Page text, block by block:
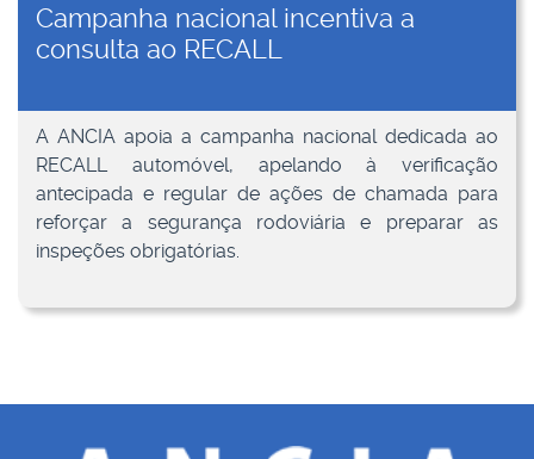
Campanha nacional incentiva a
consulta ao RECALL
A ANCIA apoia a campanha nacional dedicada ao
RECALL automóvel, apelando à verificação
antecipada e regular de ações de chamada para
reforçar a segurança rodoviária e preparar as
inspeções obrigatórias.